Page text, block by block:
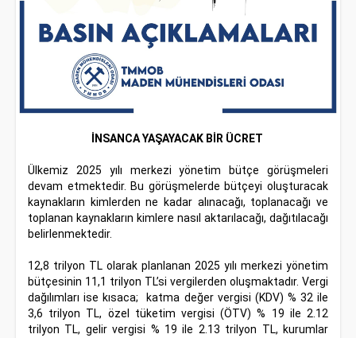
İNSANCA YAŞAYACAK BİR ÜCRET
Ülkemiz 2025 yılı merkezi yönetim bütçe görüşmeleri
devam etmektedir. Bu görüşmelerde bütçeyi oluşturacak
kaynakların kimlerden ne kadar alınacağı, toplanacağı ve
toplanan kaynakların kimlere nasıl aktarılacağı, dağıtılacağı
belirlenmektedir.
12,8 trilyon TL olarak planlanan 2025 yılı merkezi yönetim
bütçesinin 11,1 trilyon TL’si vergilerden oluşmaktadır. Vergi
dağılımları ise kısaca; katma değer vergisi (KDV) % 32 ile
3,6 trilyon TL, özel tüketim vergisi (ÖTV) % 19 ile 2.12
trilyon TL, gelir vergisi % 19 ile 2.13 trilyon TL, kurumlar